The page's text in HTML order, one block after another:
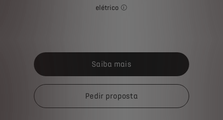
elétrico
Saiba mais
Pedir proposta